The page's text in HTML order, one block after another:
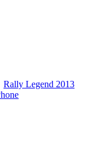
Rally Legend 2013